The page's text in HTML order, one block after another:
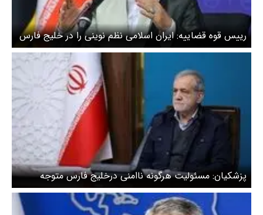
رییس قوه قضاییه: ایران اسلامی نظم نوینی را در خلیج فارس
حاکم کرده است
پزشکیان: مسئولیت هرگونه ناامنی درخلیج فارس متوجه
آمریکا و رژیم صهیونیستی است